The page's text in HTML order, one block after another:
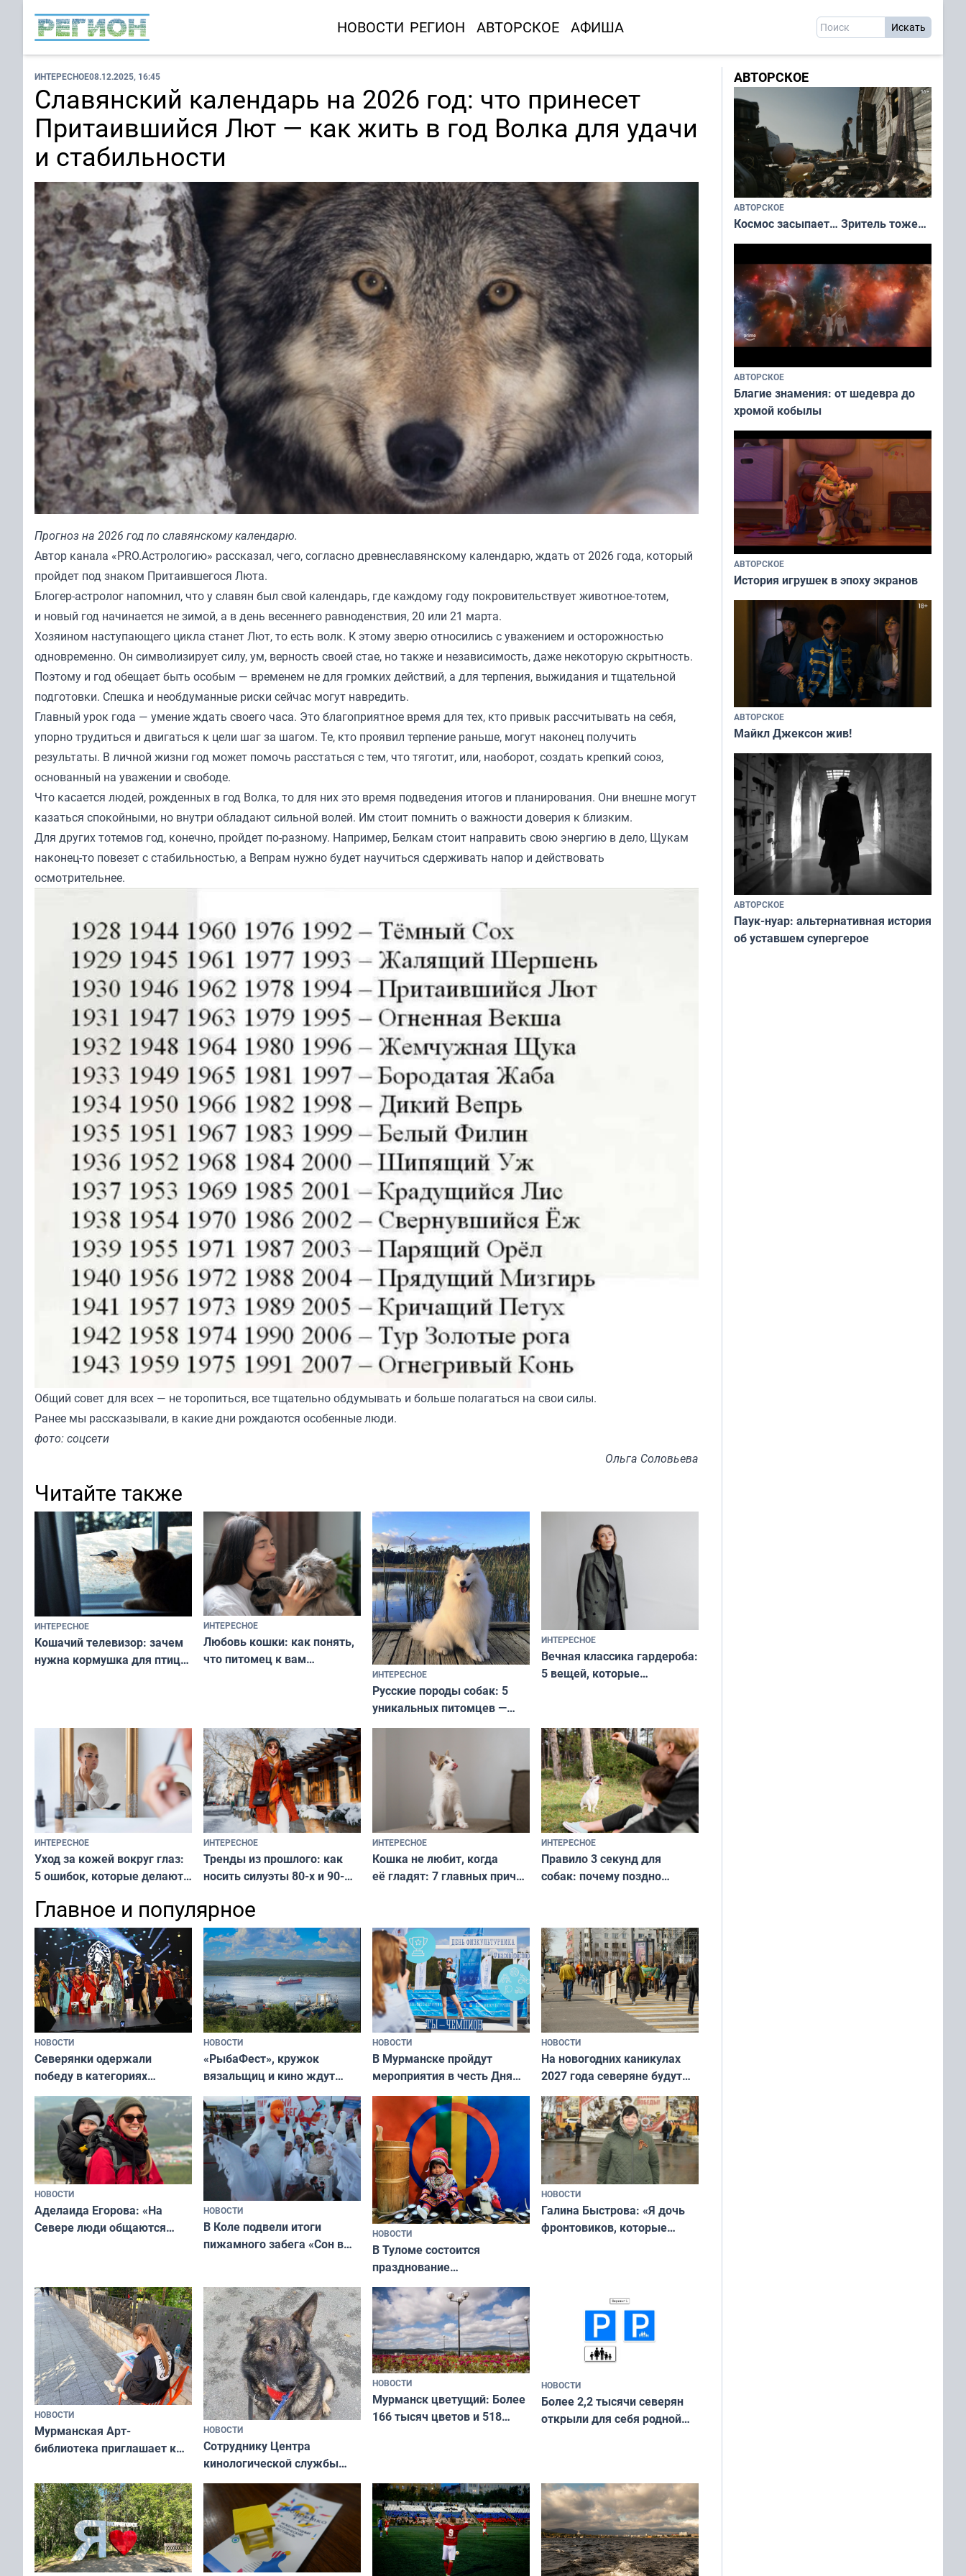
НОВОСТИ РЕГИОН АВТОРСКОЕ АФИША
ИНТЕРЕСНОЕ08.12.2025, 16:45
Славянский календарь на 2026 год: что принесет
Притаившийся Лют — как жить в год Волка для удачи
и стабильности
Прогноз на 2026 год по славянскому календарю.
Автор канала «PRO.Астрологию» рассказал, чего, согласно древнеславянскому календарю, ждать от 2026 года, который
пройдет под знаком Притаившегося Люта.
Блогер-астролог напомнил, что у славян был свой календарь, где каждому году покровительствует животное-тотем,
и новый год начинается не зимой, а в день весеннего равноденствия, 20 или 21 марта.
Хозяином наступающего цикла станет Лют, то есть волк. К этому зверю относились с уважением и осторожностью
одновременно. Он символизирует силу, ум, верность своей стае, но также и независимость, даже некоторую скрытность.
Поэтому и год обещает быть особым — временем не для громких действий, а для терпения, выжидания и тщательной
подготовки. Спешка и необдуманные риски сейчас могут навредить.
Главный урок года — умение ждать своего часа. Это благоприятное время для тех, кто привык рассчитывать на себя,
упорно трудиться и двигаться к цели шаг за шагом. Те, кто проявил терпение раньше, могут наконец получить
результаты. В личной жизни год может помочь расстаться с тем, что тяготит, или, наоборот, создать крепкий союз,
основанный на уважении и свободе.
Что касается людей, рожденных в год Волка, то для них это время подведения итогов и планирования. Они внешне могут
казаться спокойными, но внутри обладают сильной волей. Им стоит помнить о важности доверия к близким.
Для других тотемов год, конечно, пройдет по-разному. Например, Белкам стоит направить свою энергию в дело, Щукам
наконец-то повезет с стабильностью, а Вепрам нужно будет научиться сдерживать напор и действовать
осмотрительнее.
Общий совет для всех — не торопиться, все тщательно обдумывать и больше полагаться на свои силы.
Ранее мы рассказывали, в какие дни рождаются особенные люди.
фото: соцсети
Ольга Соловьева
Читайте также
ИНТЕРЕСНОЕ
Кошачий телевизор: зачем
нужна кормушка для птиц
ИНТЕРЕСНОЕ
Любовь кошки: как понять,
что питомец к вам
ИНТЕРЕСНОЕ
Русские породы собак: 5
уникальных питомцев —
национальные сокровища
и характером
ИНТЕРЕСНОЕ
Вечная классика гардероба:
5 вещей, которые
и актуально в любой сезон
ИНТЕРЕСНОЕ
Уход за кожей вокруг глаз:
5 ошибок, которые делают
и вернуть свежий взгляд
без дорогих средств
ИНТЕРЕСНОЕ
Тренды из прошлого: как
носить силуэты 80-х и 90-
современно и стильно без
переплат
ИНТЕРЕСНОЕ
Кошка не любит, когда
её гладят: 7 главных причин
независимому питомцу
ИНТЕРЕСНОЕ
Правило 3 секунд для
собак: почему поздно
питомцу всё сразу и без
криков
Главное и популярное
НОВОСТИ
Северянки одержали
победу в категориях
всероссийского конкурса
«Мисс и Миссис Великая
Русь»
НОВОСТИ
«РыбаФест», кружок
вязальщиц и кино ждут
мурманчан в эти выходные
НОВОСТИ
В Мурманске пройдут
мероприятия в честь Дня
физкультурника
НОВОСТИ
На новогодних каникулах
2027 года северяне будут
отдыхать 11 дней
НОВОСТИ
Аделаида Егорова: «На
Севере люди общаются
НОВОСТИ
В Коле подвели итоги
пижамного забега «Сон в
НОВОСТИ
В Туломе состоится
празднование
Международного дня
коренных народов мира
НОВОСТИ
Галина Быстрова: «Я дочь
фронтовиков, которые
НОВОСТИ
Мурманская Арт-
библиотека приглашает к
и фотографов
НОВОСТИ
Сотруднику Центра
кинологической службы
ищут новый дом
НОВОСТИ
Мурманск цветущий: Более
166 тысяч цветов и 518
НОВОСТИ
Более 2,2 тысячи северян
открыли для себя родной
АВТОРСКОЕ
АВТОРСКОЕ
Космос засыпает… Зритель тоже…
АВТОРСКОЕ
Благие знамения: от шедевра до
хромой кобылы
АВТОРСКОЕ
История игрушек в эпоху экранов
АВТОРСКОЕ
Майкл Джексон жив!
АВТОРСКОЕ
Паук-нуар: альтернативная история
об уставшем супергерое